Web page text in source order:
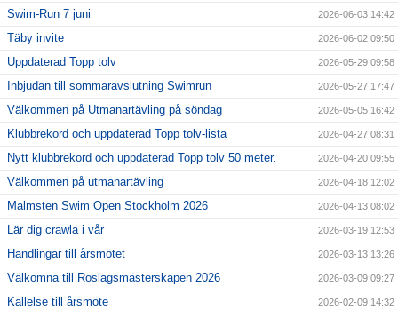
Swim-Run 7 juni 2026-06-03 14:42
Täby invite 2026-06-02 09:50
Uppdaterad Topp tolv 2026-05-29 09:58
Inbjudan till sommaravslutning Swimrun 2026-05-27 17:47
Välkommen på Utmanartävling på söndag 2026-05-05 16:42
Klubbrekord och uppdaterad Topp tolv-lista 2026-04-27 08:31
Nytt klubbrekord och uppdaterad Topp tolv 50 meter. 2026-04-20 09:55
Välkommen på utmanartävling 2026-04-18 12:02
Malmsten Swim Open Stockholm 2026 2026-04-13 08:02
Lär dig crawla i vår 2026-03-19 12:53
Handlingar till årsmötet 2026-03-13 13:26
Välkomna till Roslagsmästerskapen 2026 2026-03-09 09:27
Kallelse till årsmöte 2026-02-09 14:32